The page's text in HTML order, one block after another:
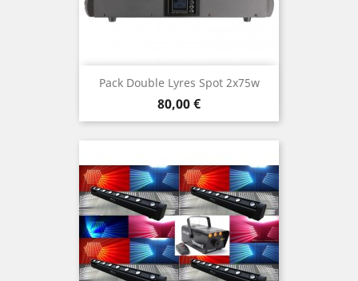
Pack Double Lyres Spot 2x75w
Prix
80,00 €